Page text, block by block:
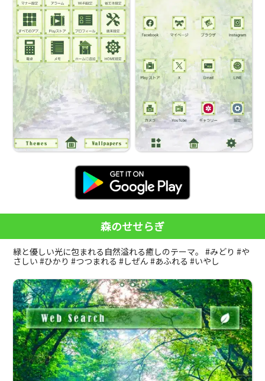
森のせせらぎ
緑と優しい光に包まれる自然溢れる癒しのテーマ。 #みどり #や
さしい #ひかり #つつまれる #しぜん #あふれる #いやし